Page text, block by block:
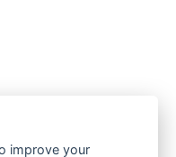
improve your